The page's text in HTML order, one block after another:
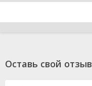
Оставь свой отзыв